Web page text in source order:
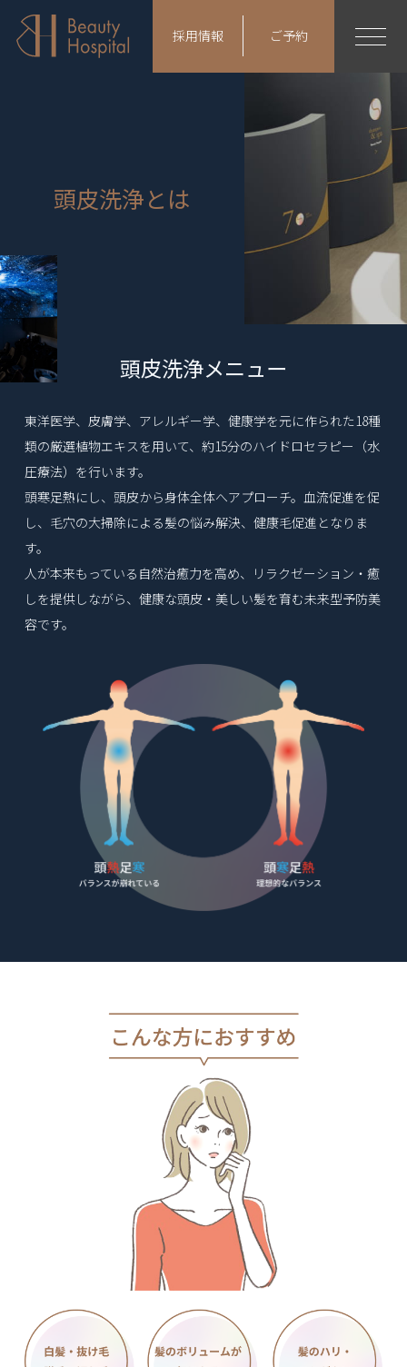
採用情報 ご予約
頭皮洗浄とは
頭皮洗浄メニュー
東洋医学、皮膚学、アレルギー学、健康学を元に作られた18種
類の厳選植物エキスを用いて、 約15分のハイドロセラピー（水
圧療法）を行います。
頭寒足熱にし、頭皮から身体全体へアプローチ。血流促進を促
し、 毛穴の大掃除による髪の悩み解決、健康毛促進となりま
す。
人が本来もっている自然治癒力を高め、リラクゼーション・癒
しを提供しながら、 健康な頭皮・美しい髪を育む未来型予防美
容です。